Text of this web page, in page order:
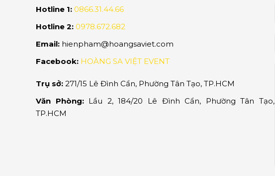
Hotline 1: 0866.31.44.66
Hotline 2: 0978.672.682
Email: hienpham@hoangsaviet.com
Facebook: HOÀNG SA VIỆT EVENT
Trụ sở: 271/15 Lê Đình Cẩn, Phường Tân Tạo, TP.HCM
Văn Phòng: Lầu 2, 184/20 Lê Đình Cẩn, Phường Tân Tạo,
TP.HCM